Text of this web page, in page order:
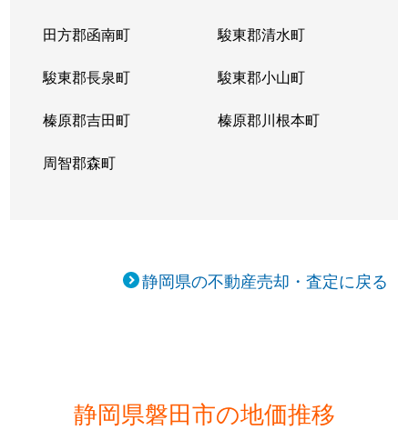
田方郡函南町 駿東郡清水町
駿東郡長泉町 駿東郡小山町
榛原郡吉田町 榛原郡川根本町
周智郡森町
静岡県の不動産売却・査定に戻る
静岡県磐田市の地価推移